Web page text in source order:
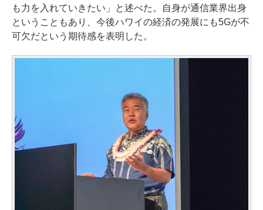
も力を入れていきたい」と述べた。自身が通信業界出身
ということもあり、今後ハワイの経済の発展にも5Gが不
可欠だという期待感を表明した。